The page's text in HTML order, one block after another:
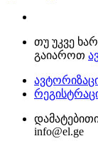
თუ უკვე
გაიაროთ
info@el.ge